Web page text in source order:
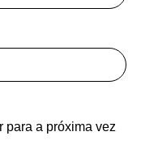
para a próxima vez